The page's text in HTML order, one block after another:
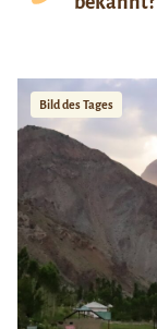
Bild des Tages